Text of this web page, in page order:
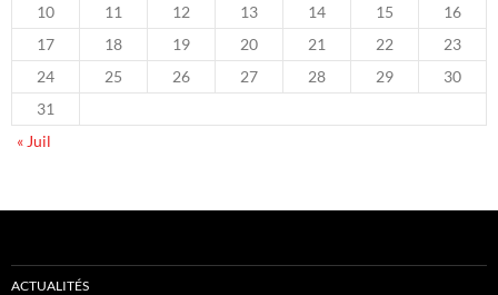
10
11 12 13 14 15
16
17
18 19 20 21 22
23
24
25 26 27 28 29
30
31
« Juil
ACTUALITÉS